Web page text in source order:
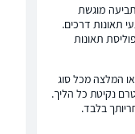
מוגשת
תאונות דרכים.
תאונות
או המלצה מכל סוג
נקיטת כל הליך.
בלבד.